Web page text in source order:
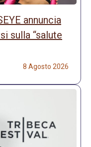
annuncia
sulla “salute
8 Agosto 2026